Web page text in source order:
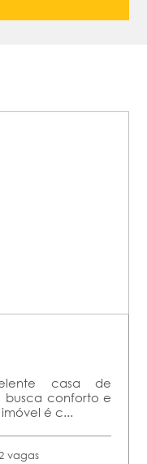
casa de
busca conforto e
é c...
vagas